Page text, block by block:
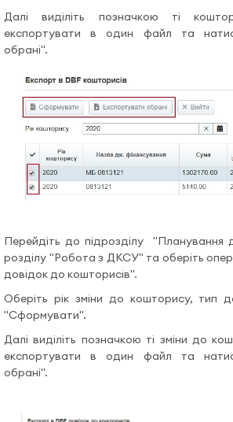
Далі виділіть позначкою ті
експортувати в один файл та
обрані".
Перейдіть до підрозділу "Планування
розділу "Робота з ДКСУ" та оберіть
довідок до кошторисів".
Оберіть рік зміни до кошторису, тип
"Сформувати".
Далі виділіть позначкою ті зміни до
експортувати в один файл та
обрані".